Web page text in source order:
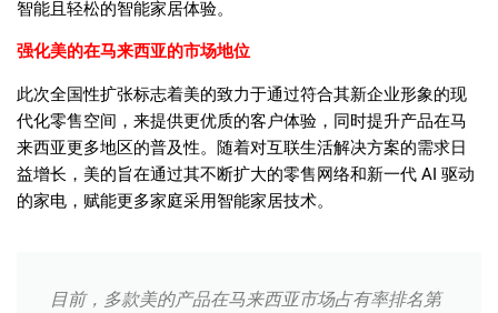
智能且轻松的智能家居体验。
强化美的在马来西亚的市场地位
此次全国性扩张标志着美的致力于通过符合其新企业形象的现
代化零售空间，来提供更优质的客户体验，同时提升产品在马
来西亚更多地区的普及性。随着对互联生活解决方案的需求日
益增长，美的旨在通过其不断扩大的零售网络和新一代 AI 驱动
的家电，赋能更多家庭采用智能家居技术。
目前，多款美的产品在马来西亚市场占有率排名第